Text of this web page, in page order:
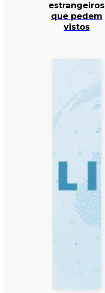
estrangeiros
que pedem
vistos